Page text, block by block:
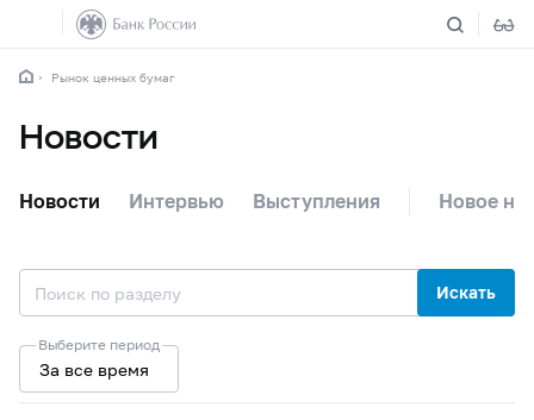
Рынок ценных бумаг
Новости
Новости Интервью Выступления Новое на
Искать
Выберите период
За все время